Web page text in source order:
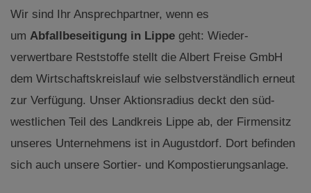
Wir sind Ihr Ansprechpartner, wenn es
um Abfallbeseitigung in Lippe geht: Wieder-
verwertbare Reststoffe stellt die Albert Freise GmbH
dem Wirtschaftskreislauf wie selbstverständlich erneut
zur Verfügung. Unser Aktionsradius deckt den süd-
westlichen Teil des Landkreis Lippe ab, der Firmensitz
unseres Unternehmens ist in Augustdorf. Dort befinden
sich auch unsere Sortier- und Kompostierungsanlage.